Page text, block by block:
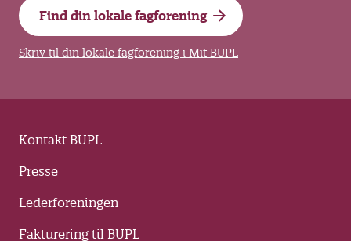
Find din lokale fagforening
Skriv til din lokale fagforening i Mit BUPL
Kontakt BUPL
Presse
Lederforeningen
Fakturering til BUPL